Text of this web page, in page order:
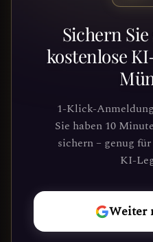
Sichern
kostenlose
1-Klick-
Sie haben 10
sichern – genug
KI-
Weiter
Bereit,
Schließe dich
Suchenden
Führung durch
gefunden haben.